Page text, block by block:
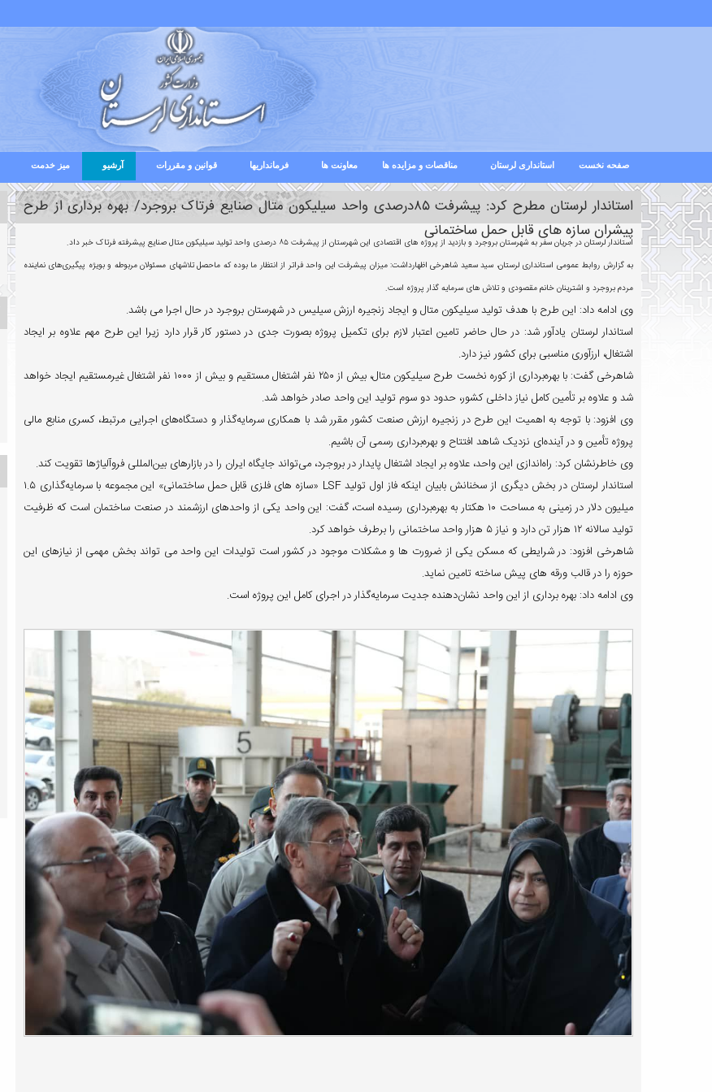
صفحه نخست استانداری لرستان مناقصات و مزایده ها معاونت ها فرمانداریها قوانین و مقررات آرشیو میز خدمت
استاندار لرستان مطرح کرد: پیشرفت ۸۵درصدی واحد سیلیکون متال صنایع فرتاک بروجرد/ بهره برداری از طرح
پیشران سازه های قابل حمل ساختمانی
استاندار لرستان در جریان سفر به شهرستان بروجرد و بازدید از پروژه های اقتصادی این شهرستان از پیشرفت ۸۵ درصدی واحد تولید سیلیکون متال صنایع پیشرفته فرتاک خبر داد.
بهگزارش روابط عمومی استانداری لرستان، سید سعید شاهرخی اظهارداشت: میزان پیشرفت این واحد فراتر از انتظار ما بوده که ماحصل تلاشهای مسئولان مربوطه و بویژه پیگیری‌های نماینده
مردم بروجرد و اشترینان خانم مقصودی و تلاش های سرمایه گذار پروژه است.
وی ادامه داد: این طرح با هدف تولید سیلیکون متال و ایجاد زنجیره ارزش سیلیس در شهرستان بروجرد در حال اجرا می باشد.
استاندار لرستان یادآور شد: در حال حاضر تامین اعتبار لازم برای تکمیل پروژه بصورت جدی در دستور کار قرار دارد زیرا این طرح مهم علاوه بر ایجاد
اشتغال، ارزآوری مناسبی برای کشور نیز دارد.
شاهرخی گفت: با بهره‌برداری از کوره نخست طرح سیلیکون متال، بیش از ۲۵۰ نفر اشتغال مستقیم و بیش از ۱۰۰۰ نفر اشتغال غیرمستقیم ایجاد خواهد
شد و علاوه بر تأمین کامل نیاز داخلی کشور، حدود دو سوم تولید این واحد صادر خواهد شد.
وی افزود: با توجه به اهمیت این طرح در زنجیره ارزش صنعت کشور مقرر شد با همکاری سرمایه‌گذار و دستگاه‌های اجرایی مرتبط، کسری منابع مالی
پروژه تأمین و در آینده‌ای نزدیک شاهد افتتاح و بهره‌برداری رسمی آن باشیم.
وی خاطرنشان کرد: راه‌اندازی این واحد، علاوه بر ایجاد اشتغال پایدار در بروجرد، می‌تواند جایگاه ایران را در بازارهای بین‌المللی فروآلیاژها تقویت کند.
استاندار لرستان در بخش دیگری از سخنانش بابیان اینکه فاز اول تولید LSF «سازه های فلزی قابل حمل ساختمانی» این مجموعه با سرمایه‌گذاری ۱.۵
میلیون دلار در زمینی به مساحت ۱۰ هکتار به بهره‌برداری رسیده است، گفت: این واحد یکی از واحد‌های ارزشمند در صنعت ساختمان است که ظرفیت
تولید سالانه ۱۲ هزار تن دارد و نیاز ۵ هزار واحد ساختمانی را برطرف خواهد کرد.
شاهرخی افزود: در شرایطی که مسکن یکی از ضرورت ها و مشکلات موجود در کشور است تولیدات این واحد می تواند بخش مهمی از نیازهای این
حوزه را در قالب ورقه های پیش ساخته تامین نماید.
وی ادامه داد: بهره برداری از این واحد نشان‌دهنده جدیت سرمایه‌گذار در اجرای کامل این پروژه است.